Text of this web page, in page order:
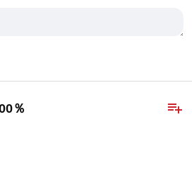
playlist_add
％